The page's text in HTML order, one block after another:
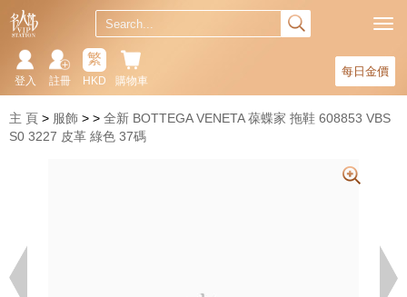
每日金價
購物車
繁
HKD
註冊
登入
主 頁 服飾
全新 BOTTEGA VENETA 葆蝶家 拖鞋 608853 VBS
S0 3227 皮革 綠色 37碼